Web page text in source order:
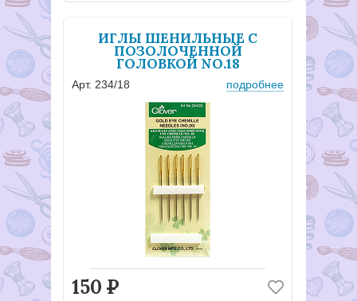
ИГЛЫ ШЕНИЛЬНЫЕ С
ПОЗОЛОЧЕННОЙ
ГОЛОВКОЙ NO.18
Арт. 234/18 подробнее
150 Р